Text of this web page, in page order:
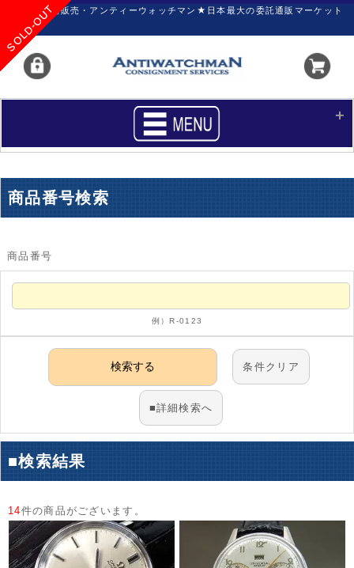
時計の委託販売・アンティーウォッチマン★日本最大の委託通販マーケット
買いたい
ブログ・特集記事
商品番号検索
商品番号
例）R-0123
条件クリア
■詳細検索へ
■検索結果
14件の商品がございます。
SOLD-OUT
SOLD-OUT
SOLD-OUT
SOLD-OUT
SOLD-OUT
SOLD-OUT
SOLD-OUT
SOLD-OUT
SOLD-OUT
SOLD-OUT
SOLD-OUT
SOLD-OUT
SOLD-OUT